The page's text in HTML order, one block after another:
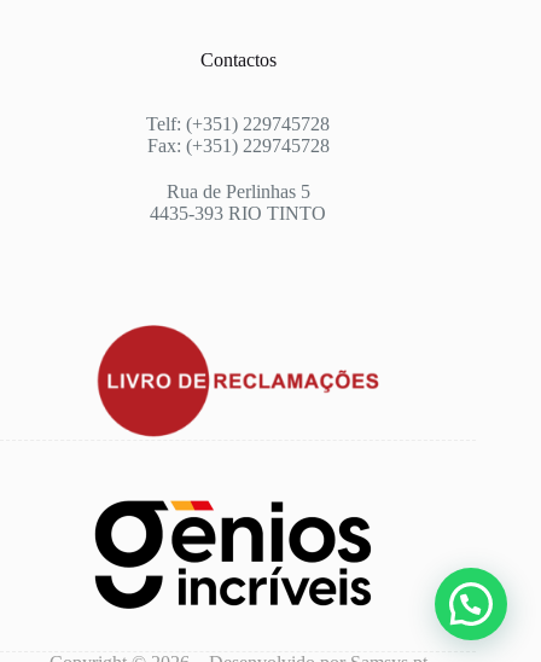
Contactos
Telf: (+351) 229745728
Fax: (+351) 229745728
Rua de Perlinhas 5
4435-393 RIO TINTO